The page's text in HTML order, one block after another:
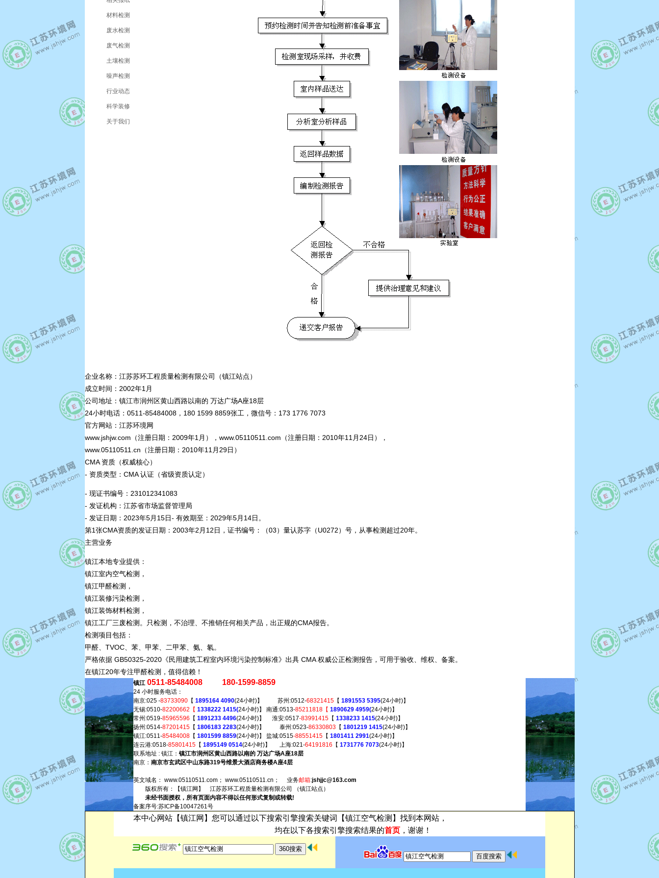
材料检测
废水检测
废气检测
土壤检测
噪声检测
行业动态
科学装修
关于我们
企业名称：江苏苏环工程质量检测有限公司（镇江站点）
成立时间：2002年1月
公司地址：镇江市润州区黄山西路以南的 万达广场A座18层
24小时电话：0511-85484008，180 1599 8859张工，微信号：173 1776 7073
官方网站：江苏环境网
www.jshjw.com（注册日期：2009年1月），www.05110511.com（注册日期：2010年11月24日），
www.05110511.cn（注册日期：2010年11月29日）
CMA 资质（权威核心）
- 资质类型：CMA 认证（省级资质认定）
- 现证书编号：231012341083
- 发证机构：江苏省市场监督管理局
- 发证日期：2023年5月15日- 有效期至：2029年5月14日。
第1张CMA资质的发证日期：2003年2月12日，证书编号：（03）量认苏字（U0272）号，从事检测超过20年。
主营业务
镇江本地专业提供：
镇江室内空气检测，
镇江甲醛检测，
镇江装修污染检测，
镇江装饰材料检测，
镇江工厂三废检测。只检测，不治理、不推销任何相关产品，出正规的CMA报告。
检测项目包括：
甲醛、TVOC、苯、甲苯、二甲苯、氨、氡。
严格依据 GB50325-2020《民用建筑工程室内环境污染控制标准》出具 CMA 权威公正检测报告，可用于验收、维权、备案。
在镇江20年专注甲醛检测，值得信赖！
镇江 0511-85484008 180-1599-8859
24 小时服务电话：
南京:025 -83733090 【 1895164 4090(24小时)】 苏州:0512-68321415 【 1891553 5395(24小时)】
无锡:0510-82200662【 1338222 1415(24小时)】 南通:0513-85211818【 1890629 4959(24小时)】
常州:0519-85965596 【 1891233 4496(24小时)】 淮安:0517-83991415 【 1338233 1415(24小时)】
扬州:0514-87201415 【 1806183 2283(24小时)】 泰州:0523-86330803 【 1801219 1415(24小时)】
镇江:0511-85484008 【 1801599 8859(24小时)】 盐城:0515-88551415 【 1801411 2991(24小时)】
连云港:0518-85801415 【 1895149 0514(24小时)】 上海:021-64191816 【 1731776 7073(24小时)】
联系地址 : 镇江： 镇江市润州区黄山西路以南的 万达广场A座18层
南京： 南京市玄武区中山东路319号维景大酒店商务楼A座4层
英文域名： www.05110511.com ； www.05110511.cn ； 业务邮箱:jshjjc@163.com
版权所有：【镇江网】 江苏苏环工程质量检测有限公司 （镇江站点）
未经书面授权，所有页面内容不得以任何形式复制或转载!
备案序号:苏ICP备10047261号
本中心网站【镇江网】您可以通过以下搜索引擎搜索关键词【镇江空气检测】找到本网站，
均在以下各搜索引擎搜索结果的首页 ，谢谢！